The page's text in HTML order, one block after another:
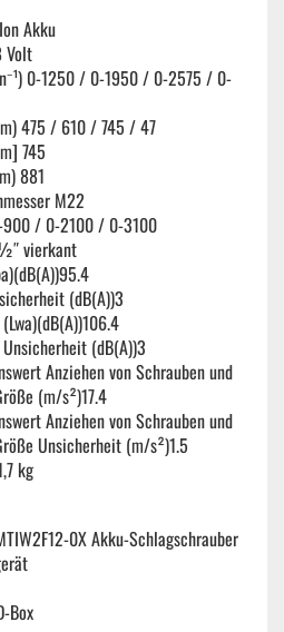
Akku
Volt
0-1250 / 0-1950 / 0-2575 / 0-
475 / 610 / 745 / 47
745
881
M22
900 / 0-2100 / 0-3100
vierkant
(dB(A))3
(dB(A))3
Anziehen von Schrauben und
(m/s²)17.4
Anziehen von Schrauben und
Unsicherheit (m/s²)1.5
kg
0X Akku-Schlagschrauber
Box